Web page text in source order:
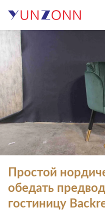
Простой
обедать
гостиницу